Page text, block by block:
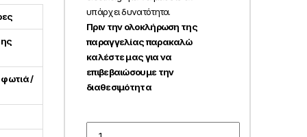
φωτιά /
υπάρχει δυνατότητα.
Πριν την ολοκλήρωση της
παραγγελίας παρακαλώ
καλέστε μας για να
επιβεβαιώσουμε την
διαθεσιμότητα